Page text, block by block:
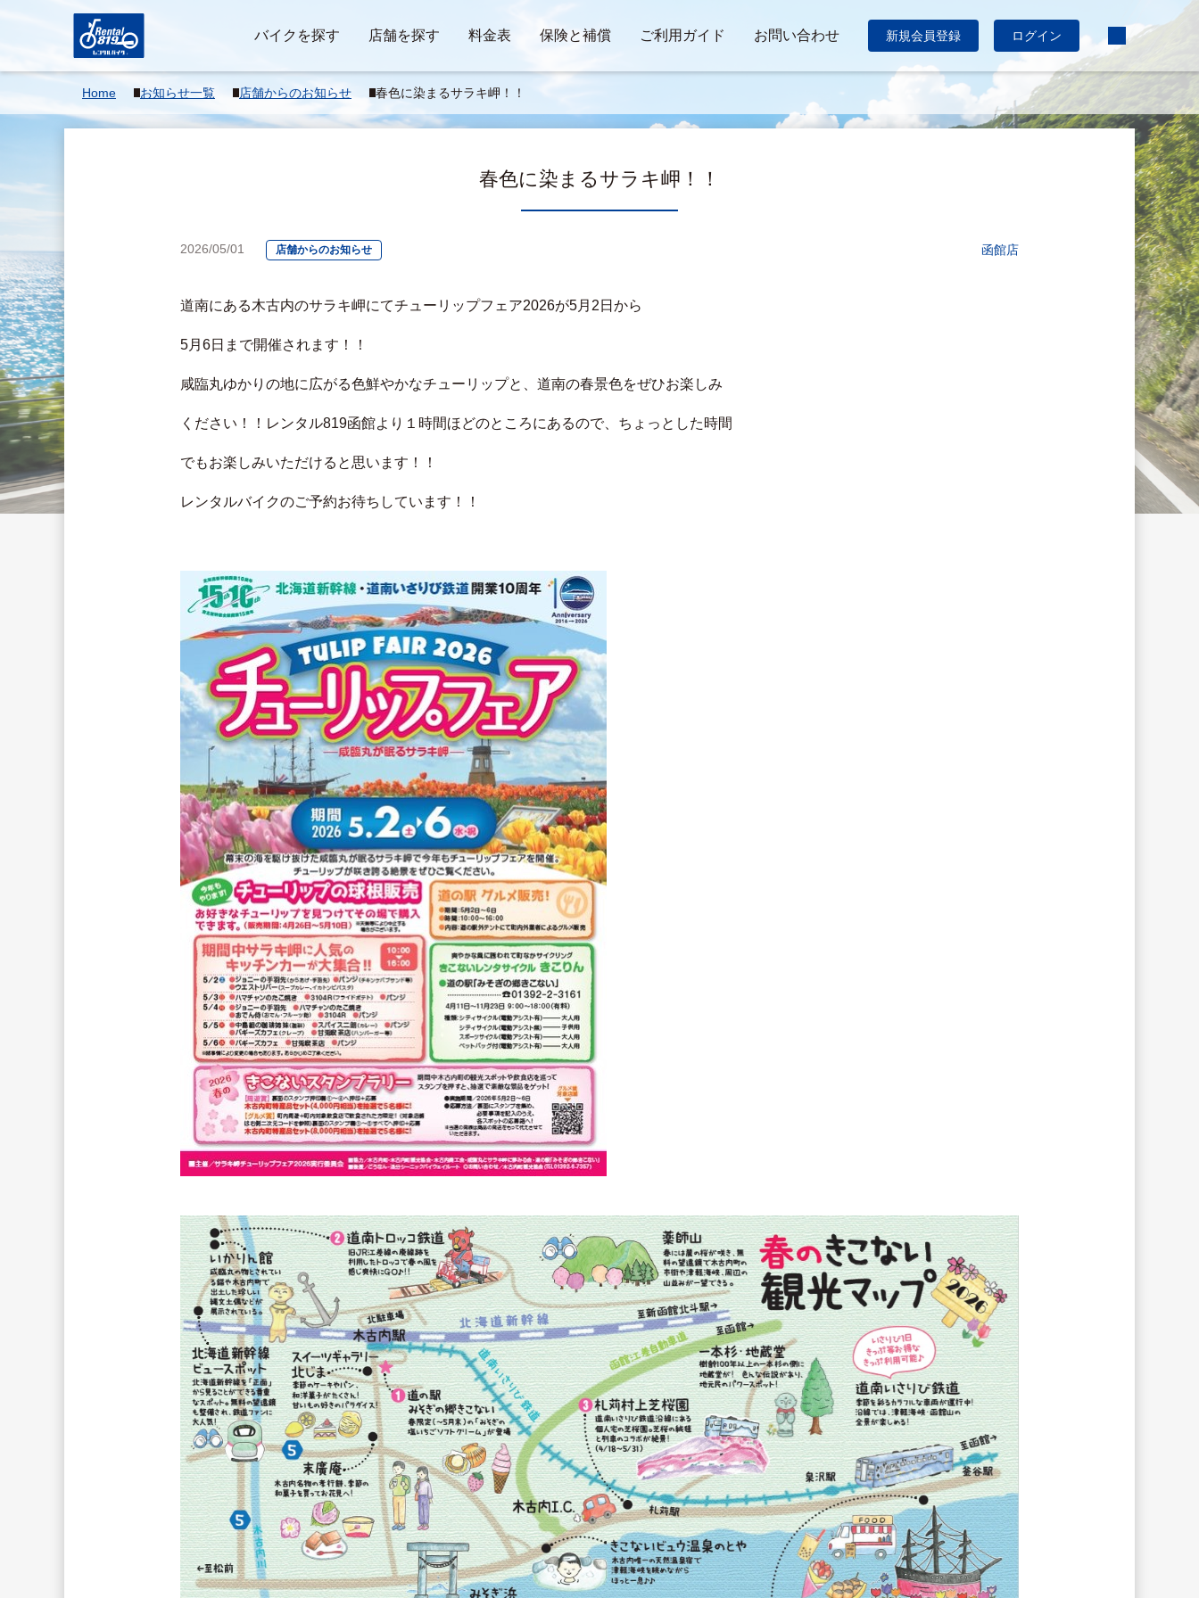
バイクを探す 店舗を探す 料金表 保険と補償 ご利用ガイド お問い合わせ 新規会員登録 ログイン
Home お知らせ一覧 店舗からのお知らせ 春色に染まるサラキ岬！！
春色に染まるサラキ岬！！
2026/05/01 店舗からのお知らせ 函館店
道南にある木古内のサラキ岬にてチューリップフェア2026が5月2日から
5月6日まで開催されます！！
咸臨丸ゆかりの地に広がる色鮮やかなチューリップと、道南の春景色をぜひお楽しみ
ください！！レンタル819函館より１時間ほどのところにあるので、ちょっとした時間
でもお楽しみいただけると思います！！
レンタルバイクのご予約お待ちしています！！